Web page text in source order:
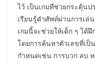
ไว้ เป็นเกมที่ช่วยกระตุ้น
เรียนรู้คำศัพท์ผ่านการเ
เกมนี้จะช่วยให้เด็ก ๆ ไ
โดยการค้นหาตัวเลขที่เป็
กำหนดเช่น การบวก ลบ